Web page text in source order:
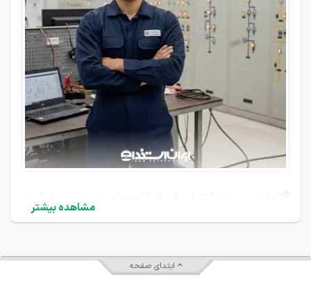

که بر نظارت، تنظیم و کنترل فرآیندها و سیستم‌ها تمرکز
(انقلاب صنعتی چهارم) شناخته می‌شود
مشاهده بیشتر
ابتدای صفحه